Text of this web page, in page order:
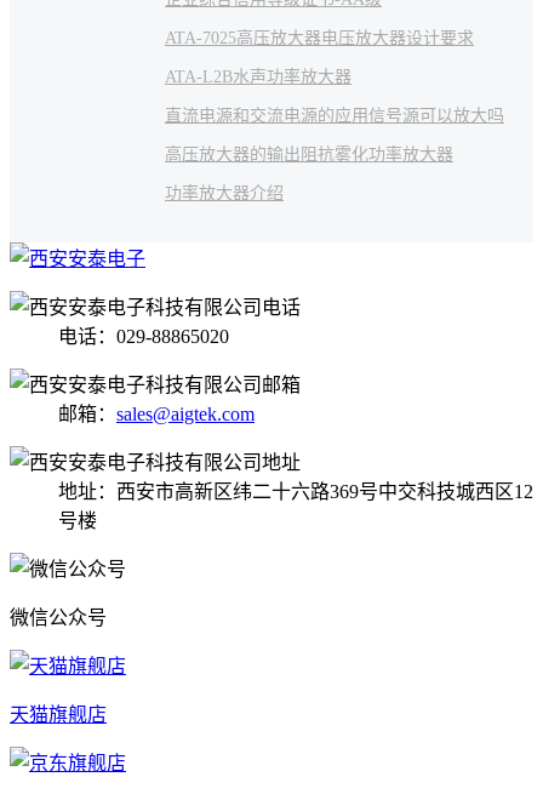
ATA-7025高压放大器电压放大器设计要求
ATA-L2B水声功率放大器
直流电源和交流电源的应用信号源可以放大吗
高压放大器的输出阻抗雾化功率放大器
功率放大器介绍
电话：029-88865020
邮箱： sales@aigtek.com
地址：西安市高新区纬二十六路369号中交科技城西区12
号楼
微信公众号
天猫旗舰店